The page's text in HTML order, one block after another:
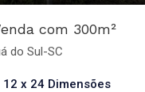
com 300m²
do Sul-SC
12 x 24 Dimensões